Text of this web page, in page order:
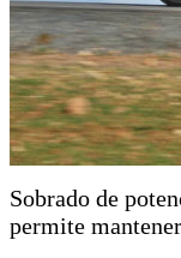
Sobrado de
permite